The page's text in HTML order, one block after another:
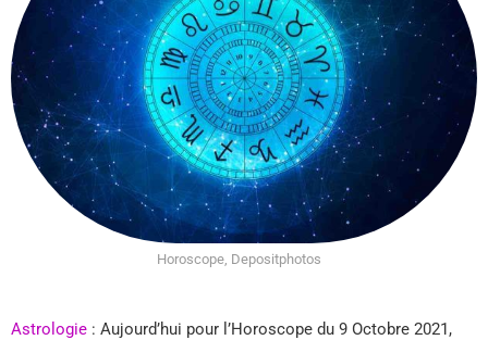
Horoscope, Depositphotos
Astrologie : Aujourd’hui pour l’Horoscope du 9 Octobre 2021,